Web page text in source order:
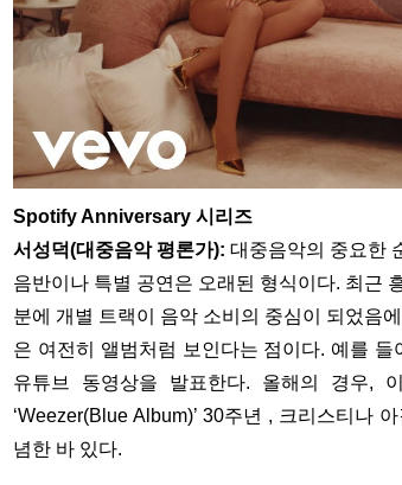
Spotify Anniversary 시리즈
서성덕(대중음악 평론가): 대중음악의 중요한
음반이나 특별 공연은 오래된 형식이다. 최근
분에 개별 트랙이 음악 소비의 중심이 되었음
은 여전히 앨범처럼 보인다는 점이다. 예를
유튜브 동영상을 발표한다. 올해의 경우,
‘Weezer(Blue Album)’ 30주년 , 크리스티나
념한 바 있다.